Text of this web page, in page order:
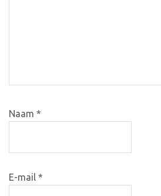
Naam *
E-mail *